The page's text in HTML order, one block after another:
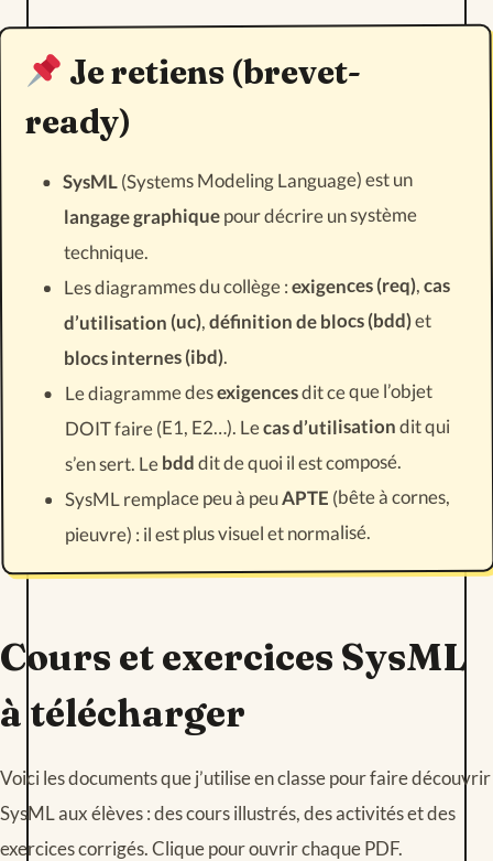
Je retiens (brevet-
ready)
SysML(Systems Modeling Language) est un
langage graphiquepour décrire un système
technique.
Les diagrammes du collège :exigences (req),cas
d’utilisation (uc),définition de blocs (bdd)et
blocs internes (ibd).
Le diagramme desexigencesdit ce que l’objet
DOIT faire (E1, E2…). Lecas d’utilisationdit qui
s’en sert. Lebdddit de quoi il est composé.
SysML remplace peu à peuAPTE (bête à cornes,
pieuvre) : il est plus visuel et normalisé.
Cours et exercices SysML
à télécharger
Voici les documents que j’utilise en classe pour faire découvrir
SysML aux élèves : des cours illustrés, des activités et des
exercices corrigés. Clique pour ouvrir chaque PDF.